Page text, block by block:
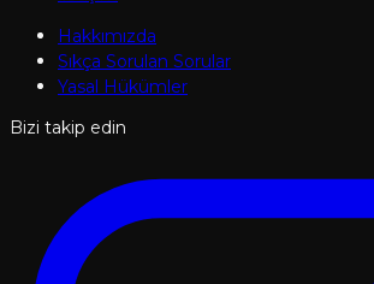
Hakkımızda
Sıkça Sorulan Sorular
Yasal Hükümler
Bizi takip edin